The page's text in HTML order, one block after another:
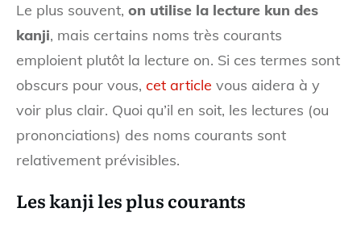
Le plus souvent, on utilise la lecture kun des
kanji, mais certains noms très courants
emploient plutôt la lecture on. Si ces termes sont
obscurs pour vous, cet article vous aidera à y
voir plus clair. Quoi qu’il en soit, les lectures (ou
prononciations) des noms courants sont
relativement prévisibles.
Les kanji les plus courants